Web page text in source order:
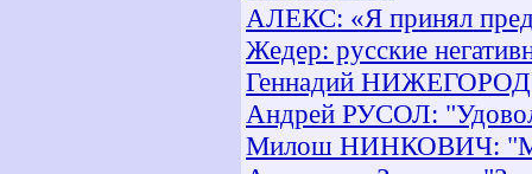
АЛЕКС: «Я принял
Жедер: русские
Геннадий
Андрей РУСОЛ:
Милош НИНКОВИЧ: